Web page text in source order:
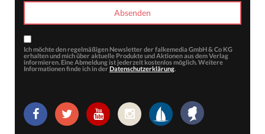
Ich möchte den regelmäßigen Newsletter der falkemedia GmbH & Co KG
erhalten und mich über aktuelle Produkte und Aktionen aus dem Verlag
informieren. Eine Abmeldung ist jederzeit kostenlos möglich. Weitere
Informationen finde ich in der Datenschutzerklärung.